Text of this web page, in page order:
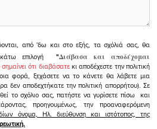
από 'δω και στο εξής, τα σχόλιά σας, θα
επιλογή
"Διάβασα και αποδέχομαι
ότι διαβάσατεκι αποδέχεστε την πολιτική
φορά, ξεχάσετε να το κάνετε θα λάβετε μια
δεν αποδεχτήκατε την πολιτική απορρήτου). Σε
το σχόλιο σας, πατήστε να γυρίσετε πίσω και
προηγουμένως, την προαναφερόμενη
όνομα, Ηλ. διεύθυνση και ιστότοπος, της